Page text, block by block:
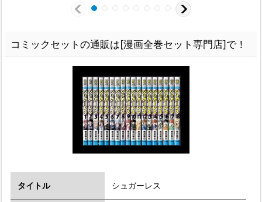
コミックセットの通販は[漫画全巻セット専門店]で！
タイトル シュガーレス